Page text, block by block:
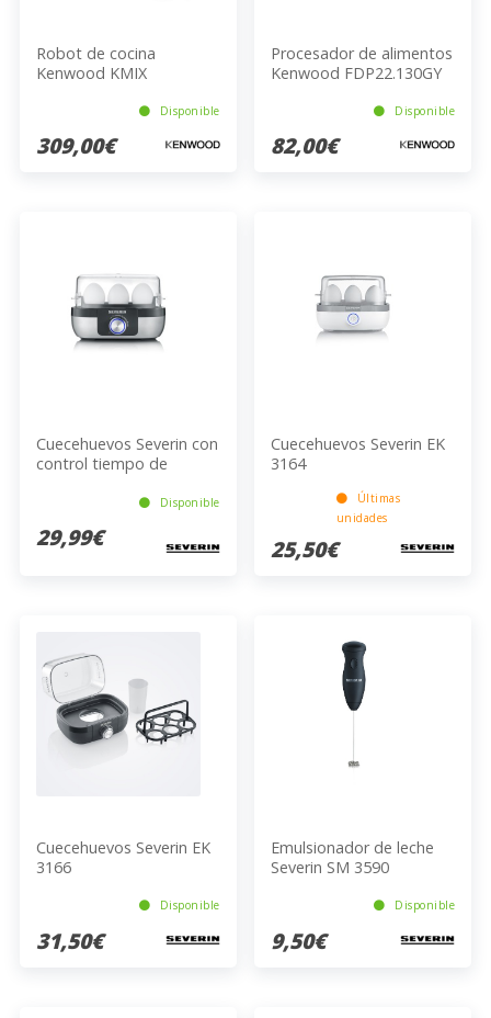
Robot de cocina
Kenwood KMIX
Disponible
309,00€
Procesador de alimentos
Kenwood FDP22.130GY
Disponible
82,00€
Cuecehuevos Severin con
control tiempo de
Disponible
29,99€
Cuecehuevos Severin EK
3164
Últimas
unidades
25,50€
Cuecehuevos Severin EK
3166
Disponible
31,50€
Emulsionador de leche
Severin SM 3590
Disponible
9,50€